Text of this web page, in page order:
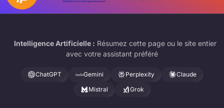
Intelligence Artificielle : Résumez cette page ou le site entier
avec votre assistant préféré
ChatGPT Gemini Perplexity
Claude
Mistral
Grok